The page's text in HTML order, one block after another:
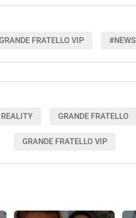
FRATELLO VIP #NEWS
REALITY GRANDE FRATELLO
GRANDE FRATELLO VIP